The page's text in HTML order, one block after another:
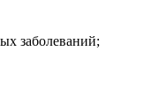
заболеваний;